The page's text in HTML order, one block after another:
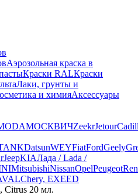
Аэрозольная краска в
Краски RALКраски
Лаки, грунты и
и химияАксессуары
МОСКВИЧZeekrJetour
DatsunWEYFiatFordGeely
JeepKIAЛада / Lada /
MitsubishiNissanOpelPeugeot
Chery, EXEED
Citrus 20 мл.